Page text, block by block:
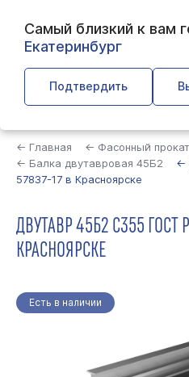
Самый близкий к вам
Екатеринбург
Подтвердить
← Главная ← Фасонный прокат
← Балка двутавровая 45Б2
←
57837-17 в Красноярске
ДВУТАВР 45Б2 С355 ГОСТ
КРАСНОЯРСКЕ
Есть в наличии